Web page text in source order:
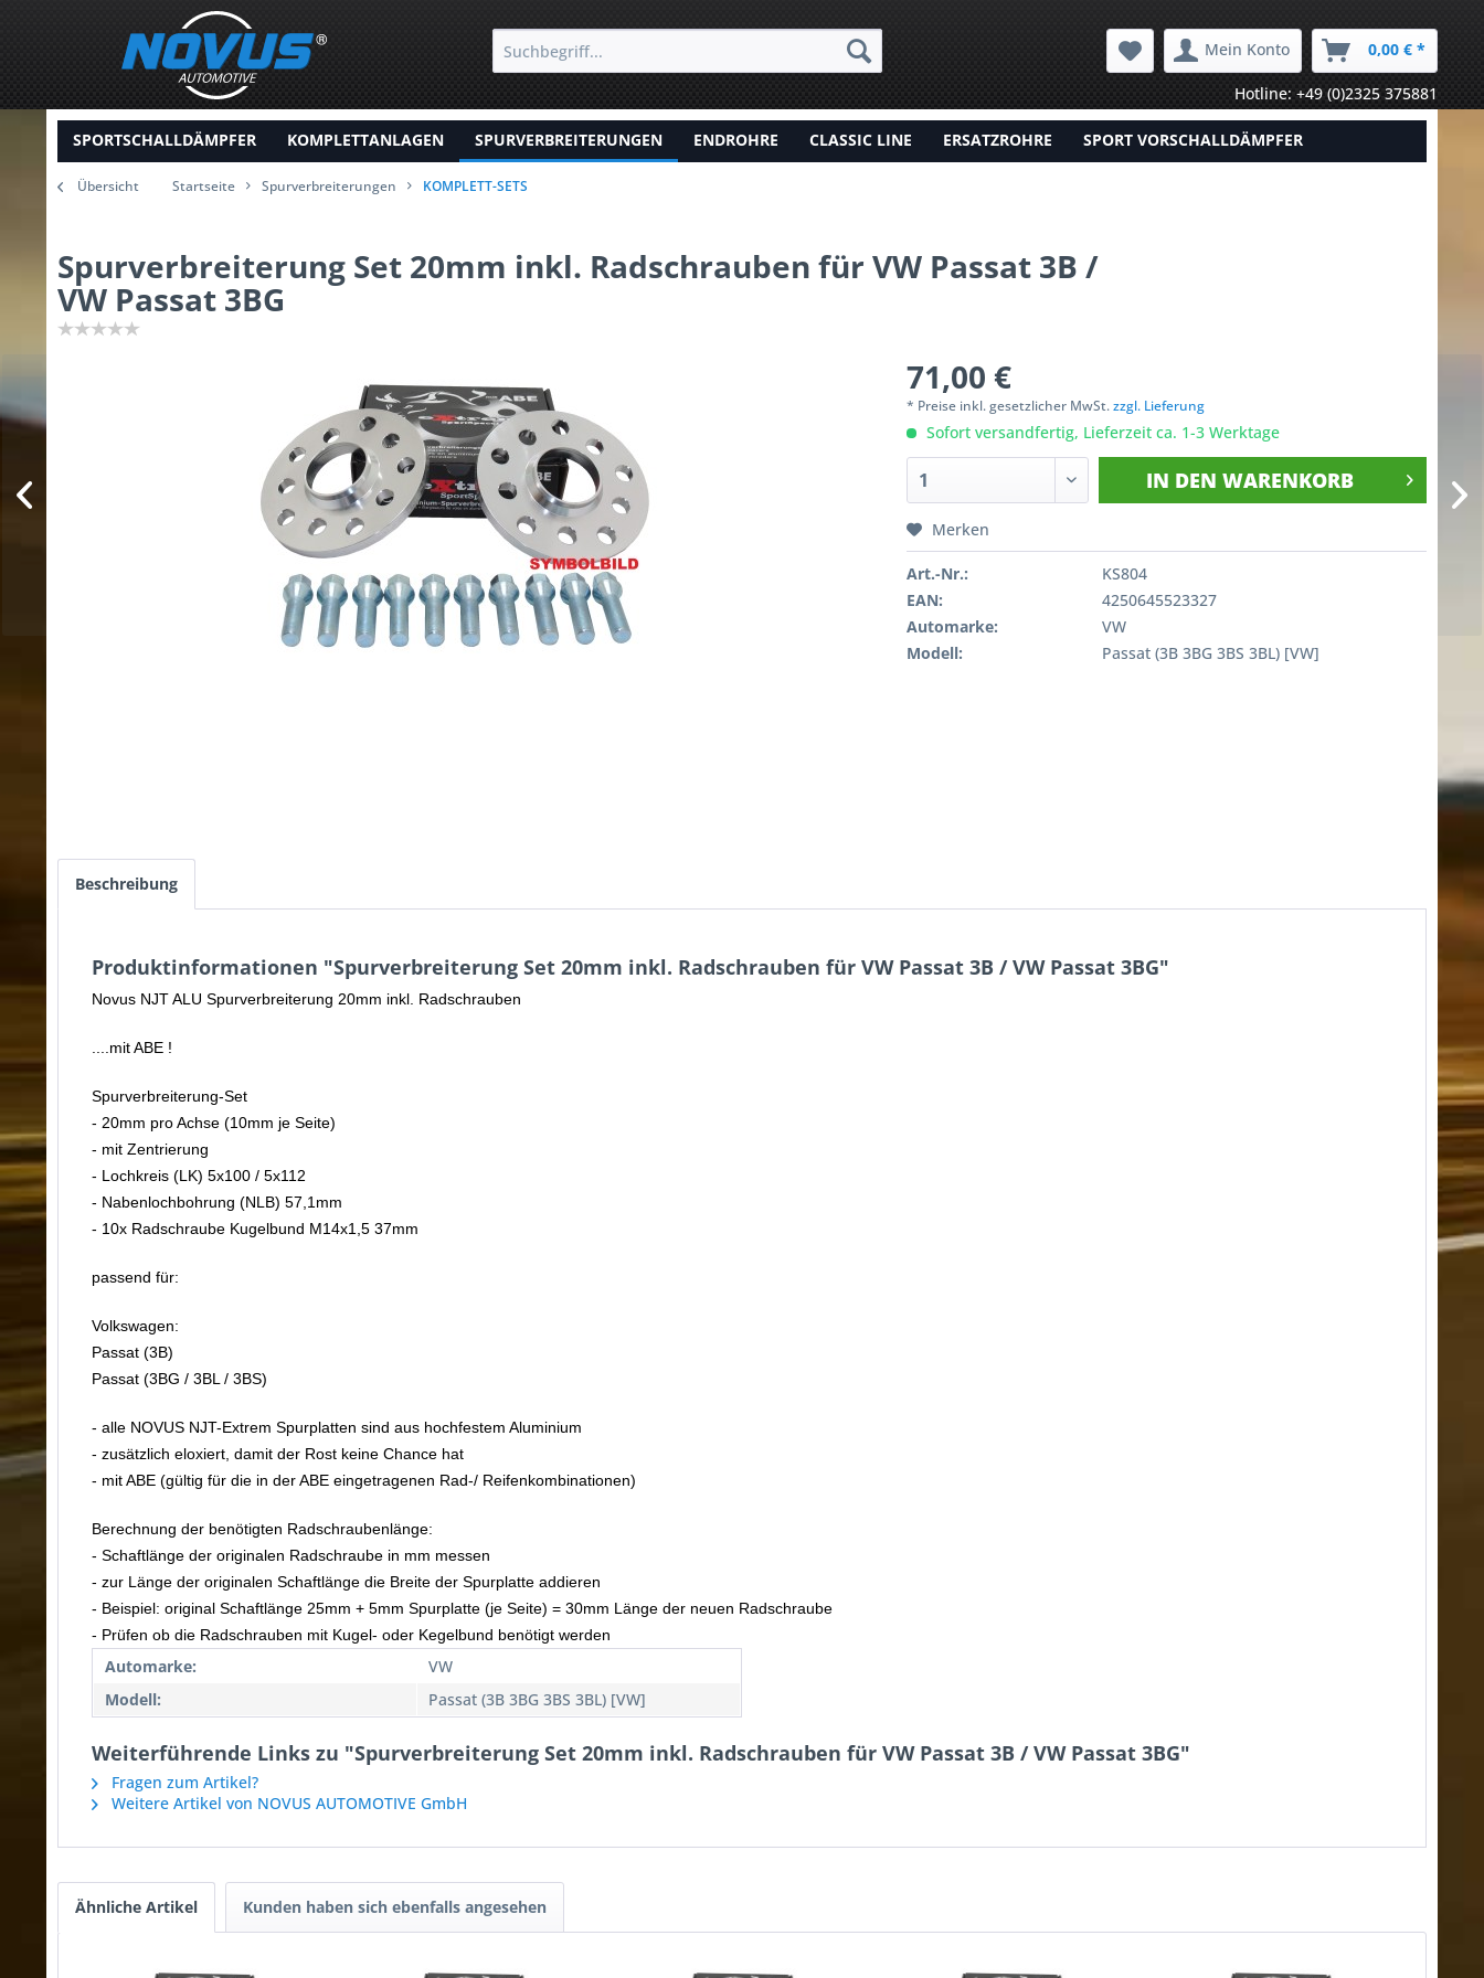
Mein Konto 0,00 € *
Hotline: +49 (0)2325 375881
SPORTSCHALLDÄMPFER KOMPLETTANLAGEN SPURVERBREITERUNGEN ENDROHRE CLASSIC LINE ERSATZROHRE SPORT VORSCHALLDÄMPFER
Übersicht Startseite Spurverbreiterungen KOMPLETT-SETS
Spurverbreiterung Set 20mm inkl. Radschrauben für VW Passat 3B /
VW Passat 3BG
71,00 €
* Preise inkl. gesetzlicher MwSt.zzgl. Lieferung
Sofort versandfertig, Lieferzeit ca. 1-3 Werktage
IN DEN WARENKORB
Merken
Art.-Nr.:
KS804
EAN:
4250645523327
Automarke:
VW
Modell:
Passat (3B 3BG 3BS 3BL) [VW]
Beschreibung
Produktinformationen "Spurverbreiterung Set 20mm inkl. Radschrauben für VW Passat 3B / VW Passat 3BG"
Novus NJT ALU Spurverbreiterung 20mm inkl. Radschrauben
....mit ABE !
Spurverbreiterung-Set
- 20mm pro Achse (10mm je Seite)
- mit Zentrierung
- Lochkreis (LK) 5x100 / 5x112
- Nabenlochbohrung (NLB) 57,1mm
- 10x Radschraube Kugelbund M14x1,5 37mm
passend für:
Volkswagen:
Passat (3B)
Passat (3BG / 3BL / 3BS)
- alle NOVUS NJT-Extrem Spurplatten sind aus hochfestem Aluminium
- zusätzlich eloxiert, damit der Rost keine Chance hat
- mit ABE (gültig für die in der ABE eingetragenen Rad-/ Reifenkombinationen)
Berechnung der benötigten Radschraubenlänge:
- Schaftlänge der originalen Radschraube in mm messen
- zur Länge der originalen Schaftlänge die Breite der Spurplatte addieren
- Beispiel: original Schaftlänge 25mm + 5mm Spurplatte (je Seite) = 30mm Länge der neuen Radschraube
- Prüfen ob die Radschrauben mit Kugel- oder Kegelbund benötigt werden
Automarke:
VW
Modell:
Passat (3B 3BG 3BS 3BL) [VW]
Weiterführende Links zu "Spurverbreiterung Set 20mm inkl. Radschrauben für VW Passat 3B / VW Passat 3BG"
Fragen zum Artikel?
Weitere Artikel von NOVUS AUTOMOTIVE GmbH
Ähnliche Artikel Kunden haben sich ebenfalls angesehen